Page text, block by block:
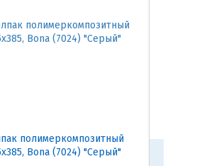
полимеркомпозитный
Bona (7024) "Серый"